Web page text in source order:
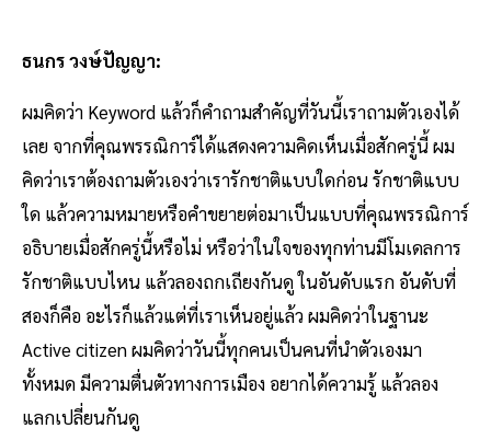
ธนกร วงษ์ปัญญา:
ผมคิดว่า Keyword แล้วก็คําถามสําคัญที่วันนี้เราถามตัวเองได้
เลย จากที่คุณพรรณิการ์ได้แสดงความคิดเห็นเมื่อสักครู่นี้ ผม
คิดว่าเราต้องถามตัวเองว่าเรารักชาติแบบใดก่อน รักชาติแบบ
ใด แล้วความหมายหรือคําขยายต่อมาเป็นแบบที่คุณพรรณิการ์
อธิบายเมื่อสักครู่นี้หรือไม่ หรือว่าในใจของทุกท่านมีโมเดลการ
รักชาติแบบไหน แล้วลองถกเถียงกันดู ในอันดับแรก อันดับที่
สองก็คือ อะไรก็แล้วแต่ที่เราเห็นอยู่แล้ว ผมคิดว่าในฐานะ
Active citizen ผมคิดว่าวันนี้ทุกคนเป็นคนที่นําตัวเองมา
ทั้งหมด มีความตื่นตัวทางการเมือง อยากได้ความรู้ แล้วลอง
แลกเปลี่ยนกันดู